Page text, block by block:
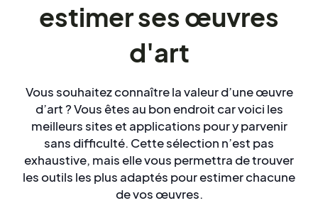
estimer ses œuvres
d'art
Vous souhaitez connaître la valeur d’une œuvre
d’art ? Vous êtes au bon endroit car voici les
meilleurs sites et applications pour y parvenir
sans difficulté. Cette sélection n’est pas
exhaustive, mais elle vous permettra de trouver
les outils les plus adaptés pour estimer chacune
de vos œuvres.